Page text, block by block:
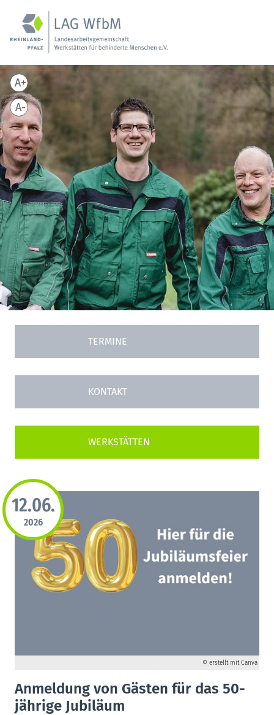
A-
A+
TERMINE
KONTAKT
© erstellt mit Canva
Anmeldung von Gästen für das 50-
jährige Jubiläum
12.06.
2026